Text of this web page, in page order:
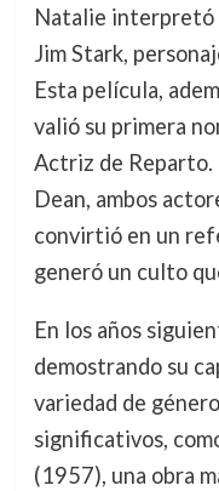
Natalie interpretó
Jim Stark,
Esta película,
valió su primera
Actriz de
Dean, ambos
convirtió en un
generó un culto
En los años
demostrando su
variedad de
significativos,
(1957), una obra